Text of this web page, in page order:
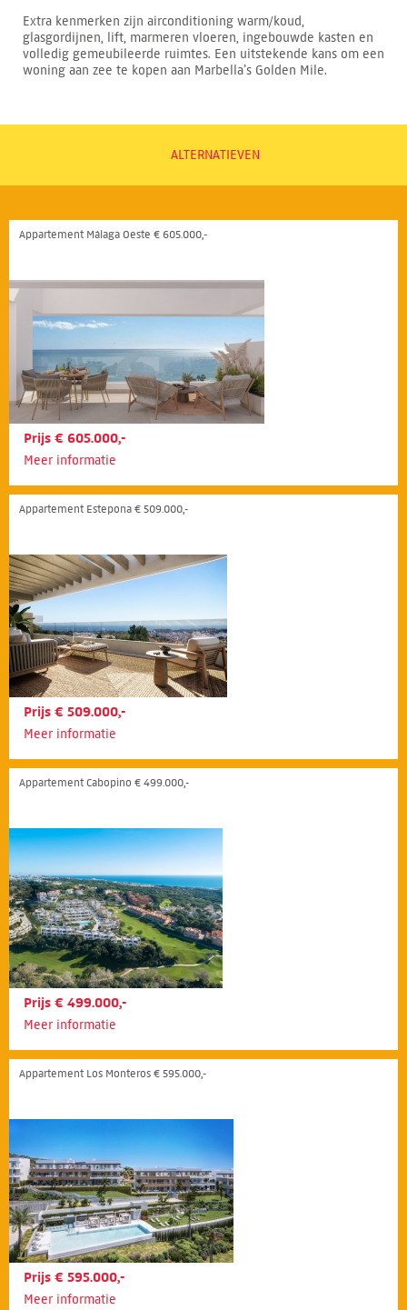
Extra kenmerken zijn airconditioning warm/koud,
glasgordijnen, lift, marmeren vloeren, ingebouwde kasten en
volledig gemeubileerde ruimtes. Een uitstekende kans om een
woning aan zee te kopen aan Marbella’s Golden Mile.
ALTERNATIEVEN
Appartement Málaga Oeste € 605.000,-
Prijs € 605.000,-
Meer informatie
Appartement Estepona € 509.000,-
Prijs € 509.000,-
Meer informatie
Appartement Cabopino € 499.000,-
Prijs € 499.000,-
Meer informatie
Appartement Los Monteros € 595.000,-
Prijs € 595.000,-
Meer informatie